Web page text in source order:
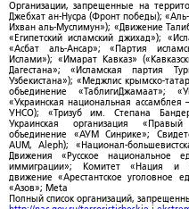
Организации, запрещенные на
Джебхат ан-Нусра (Фронт победы);
Ихван аль-Муслимун»); «Движение
«Египетский исламский джихад»);
«Асбат аль-Ансар»; «Партия
Ислами»); «Имарат Кавказ»
Дагестана»; «Исламская партия
Узбекистана»); «Меджлис крымско-
объединение «ТаблигиДжамаат»;
«Украинская национальная
УНСО); «Тризуб им. Степана
Украинская организация
объединение «АУМ Синрике»;
AUM, Aleph); «Национал-
Движения «Русское национальное
иммиграции»; Комитет «Нация и
движение «Арестантское уголовное
«Азов»; Meta
Полный список организаций,